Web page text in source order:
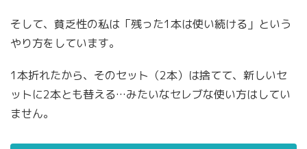
そして、貧乏性の私は「残った1本は使い続ける」という
やり方をしています。
1本折れたから、そのセット（2本）は捨てて、新しいセ
ットに2本とも替える…みたいなセレブな使い方はしてい
ません。